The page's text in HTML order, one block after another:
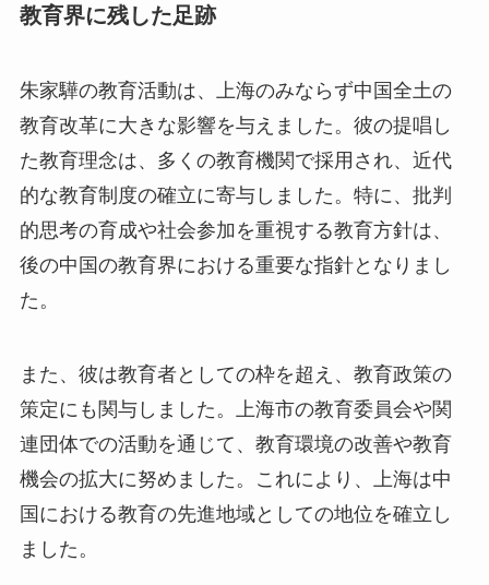
教育界に残した足跡
朱家驊の教育活動は、上海のみならず中国全土の
教育改革に大きな影響を与えました。彼の提唱し
た教育理念は、多くの教育機関で採用され、近代
的な教育制度の確立に寄与しました。特に、批判
的思考の育成や社会参加を重視する教育方針は、
後の中国の教育界における重要な指針となりまし
た。
また、彼は教育者としての枠を超え、教育政策の
策定にも関与しました。上海市の教育委員会や関
連団体での活動を通じて、教育環境の改善や教育
機会の拡大に努めました。これにより、上海は中
国における教育の先進地域としての地位を確立し
ました。